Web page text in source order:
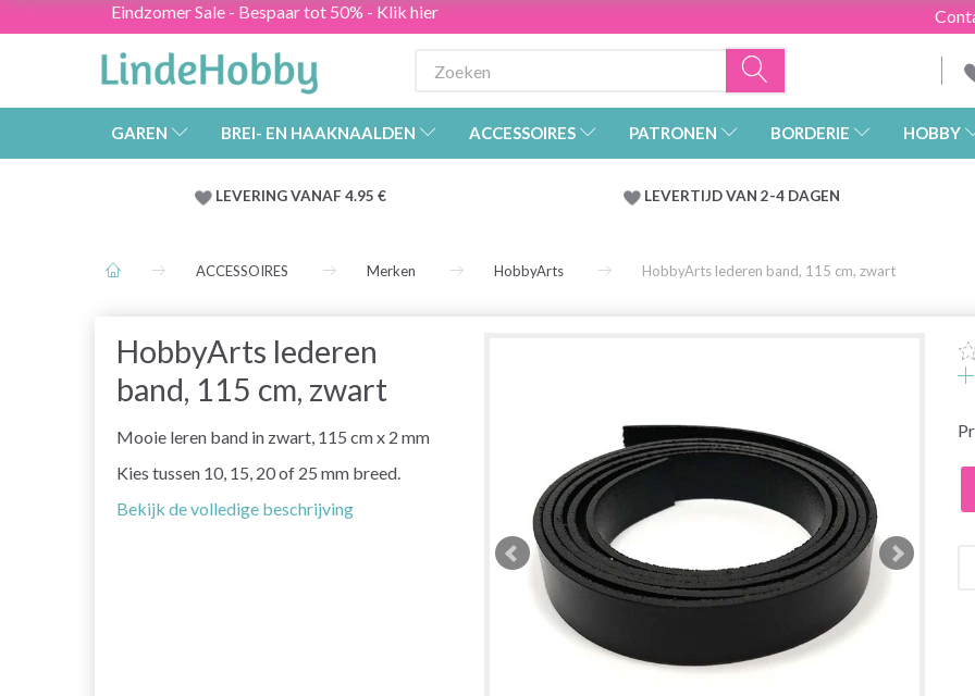
Eindzomer Sale - Bespaar tot 50% - Klik hier
GAREN BREI- EN HAAKNAALDEN ACCESSOIRES PATRONEN BORDERIE HOBBY
LEVERING VANAF 4.95 € LEVERTIJD VAN 2-4 DAGEN
ACCESSOIRES Merken HobbyArts HobbyArts lederen band, 115 cm, zwart
HobbyArts lederen
band, 115 cm, zwart
Mooie leren band in zwart, 115 cm x 2 mm
Kies tussen 10, 15, 20 of 25 mm breed.
Bekijk de volledige beschrijving